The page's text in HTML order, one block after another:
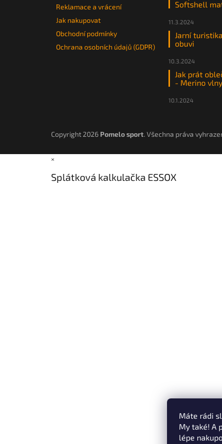
Máte rádi
My také! A
lépe
Reklamace a vrácení
Jak nakupovat
Obchodní podmínky
Ochrana osobních údajů (GDPR)
Softshell
11.3.2024
Jarní
obuvi
10.3.2024
Jak prát
- Merino vlny
10.1.2024
Copyright 2026 Pomelo sport. Všechna práva
×
Splátková kalkulačka ESSOX